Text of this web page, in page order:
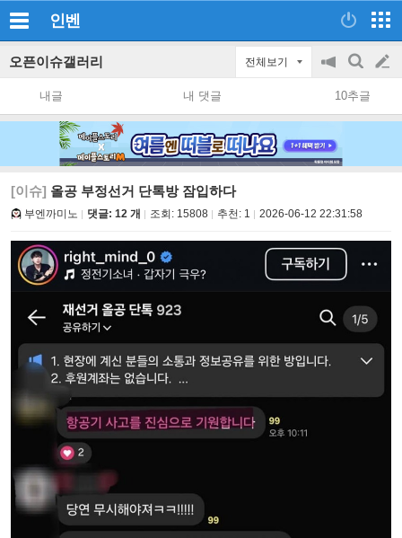
인벤
오픈이슈갤러리 전체보기
공
지
on/off
검
색
글
쓰
내글 내 댓글 10추글
[이슈] 올공 부정선거 단톡방 잠입하다
부엔까미노 댓글: 12 개 조회: 15808 추천: 1 2026-06-12 22:31:58